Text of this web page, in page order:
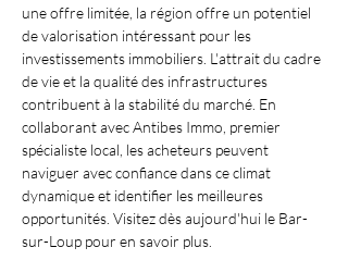
une offre limitée, la région offre un potentiel
de valorisation intéressant pour les
investissements immobiliers. L'attrait du cadre
de vie et la qualité des infrastructures
contribuent à la stabilité du marché. En
collaborant avec Antibes Immo, premier
spécialiste local, les acheteurs peuvent
naviguer avec confiance dans ce climat
dynamique et identifier les meilleures
opportunités. Visitez dès aujourd'hui le Bar-
sur-Loup pour en savoir plus.